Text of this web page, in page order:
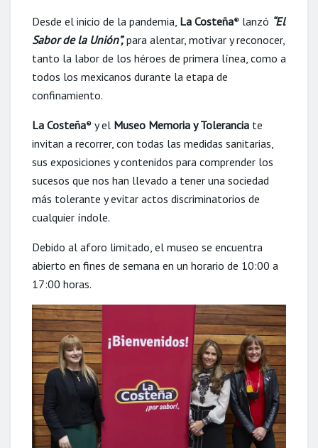
Desde el inicio de la pandemia, La Costeña® lanzó “El
Sabor de la Unión”,para alentar, motivar y reconocer,
tanto la labor de los héroes de primera línea, como a
todos los mexicanos durante la etapa de
confinamiento.
La Costeña® y el Museo Memoria y Tolerancia te
invitan a recorrer, con todas las medidas sanitarias,
sus exposiciones y contenidos para comprender los
sucesos que nos han llevado a tener una sociedad
más tolerante y evitar actos discriminatorios de
cualquier índole.
Debido al aforo limitado, el museo se encuentra
abierto en fines de semana en un horario de 10:00 a
17:00 horas.